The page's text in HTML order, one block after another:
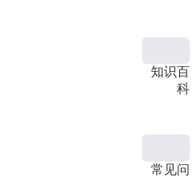
知识百
科
常见问